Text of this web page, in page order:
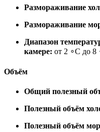
Размораживание
Размораживание
Диапазон
камере: от 2 ∘C до 8
Объём
Общий полезный
Полезный объём
Полезный объём